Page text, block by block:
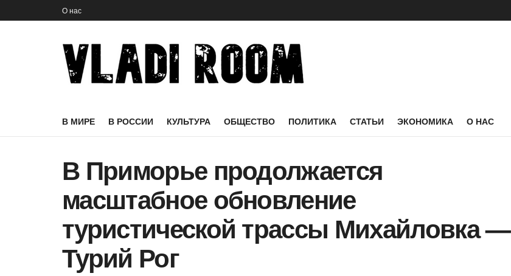
О нас
В МИРЕ В РОССИИ КУЛЬТУРА ОБЩЕСТВО ПОЛИТИКА СТАТЬИ ЭКОНОМИКА О НАС
В Приморье продолжается
масштабное обновление
туристической трассы Михайловка —
Турий Рог